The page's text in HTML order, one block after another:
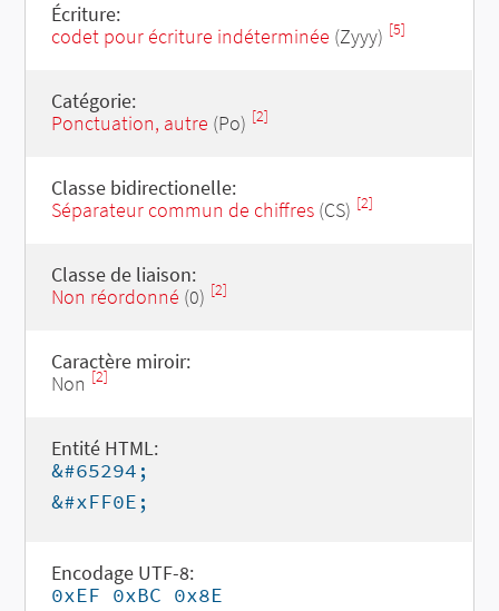
Écriture:
codet pour écriture indéterminée (Zyyy) [5]
Catégorie:
Ponctuation, autre (Po) [2]
Classe bidirectionelle:
Séparateur commun de chiffres(CS) [2]
Classe de liaison:
Non réordonné (0) [2]
Caractère miroir:
Non [2]
Entité HTML:
&#65294;
&#xFF0E;
Encodage UTF-8:
0xEF 0xBC 0x8E